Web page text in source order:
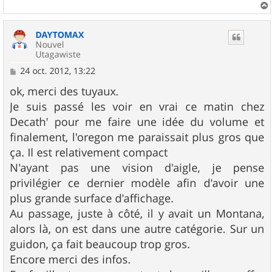
a
DAYTOMAX
Nouvel
Utagawiste
M
s
s
a
g
e
24 oct. 2012, 13:22
ok, merci des tuyaux.
Je suis passé les voir en vrai ce matin chez
Decath' pour me faire une idée du volume et
finalement, l'oregon me paraissait plus gros que
ça. Il est relativement compact
N'ayant pas une vision d'aigle, je pense
privilégier ce dernier modèle afin d'avoir une
plus grande surface d'affichage.
Au passage, juste à côté, il y avait un Montana,
alors là, on est dans une autre catégorie. Sur un
guidon, ça fait beaucoup trop gros.
Encore merci des infos.